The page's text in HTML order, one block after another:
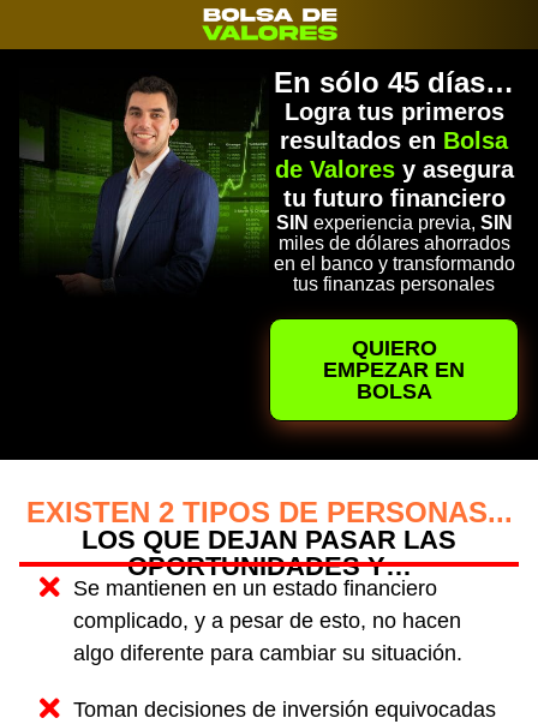
En sólo 45 días…
Logra tus primeros
resultados en Bolsa
de Valoresy asegura
tu futuro financiero
SIN experiencia previa, SIN
miles de dólares ahorrados
en el banco y transformando
tus finanzas personales​
QUIERO
EMPEZAR EN
BOLSA
EXISTEN 2 TIPOS DE PERSONAS...
LOS QUE DEJAN PASAR LAS
OPORTUNIDADES Y…
Se mantienen en un estado financiero
complicado, y a pesar de esto, no hacen
algo diferente para cambiar su situación.
Toman decisiones de inversión equivocadas